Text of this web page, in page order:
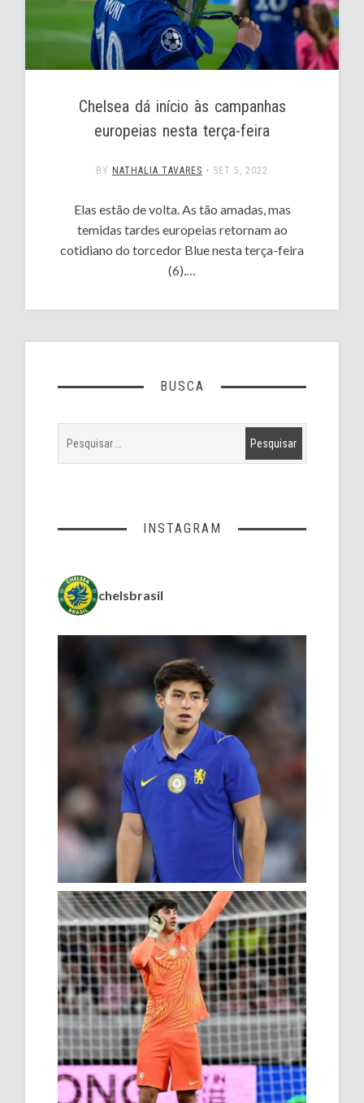
Chelsea dá início às campanhas
europeias nesta terça-feira
BY NATHALIA TAVARES • SET 5, 2022
Elas estão de volta. As tão amadas, mas
temidas tardes europeias retornam ao
cotidiano do torcedor Blue nesta terça-feira
(6).…
BUSCA
INSTAGRAM
chelsbrasil